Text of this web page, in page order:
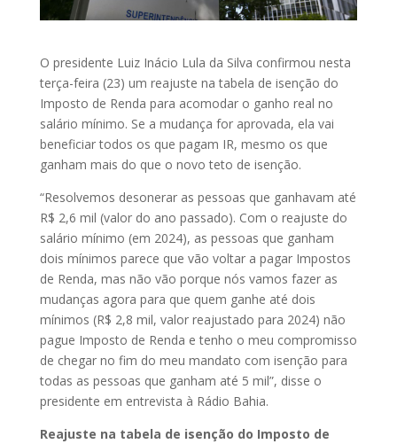
O presidente Luiz Inácio Lula da Silva confirmou nesta
terça-feira (23) um reajuste na tabela de isenção do
Imposto de Renda para acomodar o ganho real no
salário mínimo. Se a mudança for aprovada, ela vai
beneficiar todos os que pagam IR, mesmo os que
ganham mais do que o novo teto de isenção.
“Resolvemos desonerar as pessoas que ganhavam até
R$ 2,6 mil (valor do ano passado). Com o reajuste do
salário mínimo (em 2024), as pessoas que ganham
dois mínimos parece que vão voltar a pagar Impostos
de Renda, mas não vão porque nós vamos fazer as
mudanças agora para que quem ganhe até dois
mínimos (R$ 2,8 mil, valor reajustado para 2024) não
pague Imposto de Renda e tenho o meu compromisso
de chegar no fim do meu mandato com isenção para
todas as pessoas que ganham até 5 mil”, disse o
presidente em entrevista à Rádio Bahia.
Reajuste na tabela de isenção do Imposto de